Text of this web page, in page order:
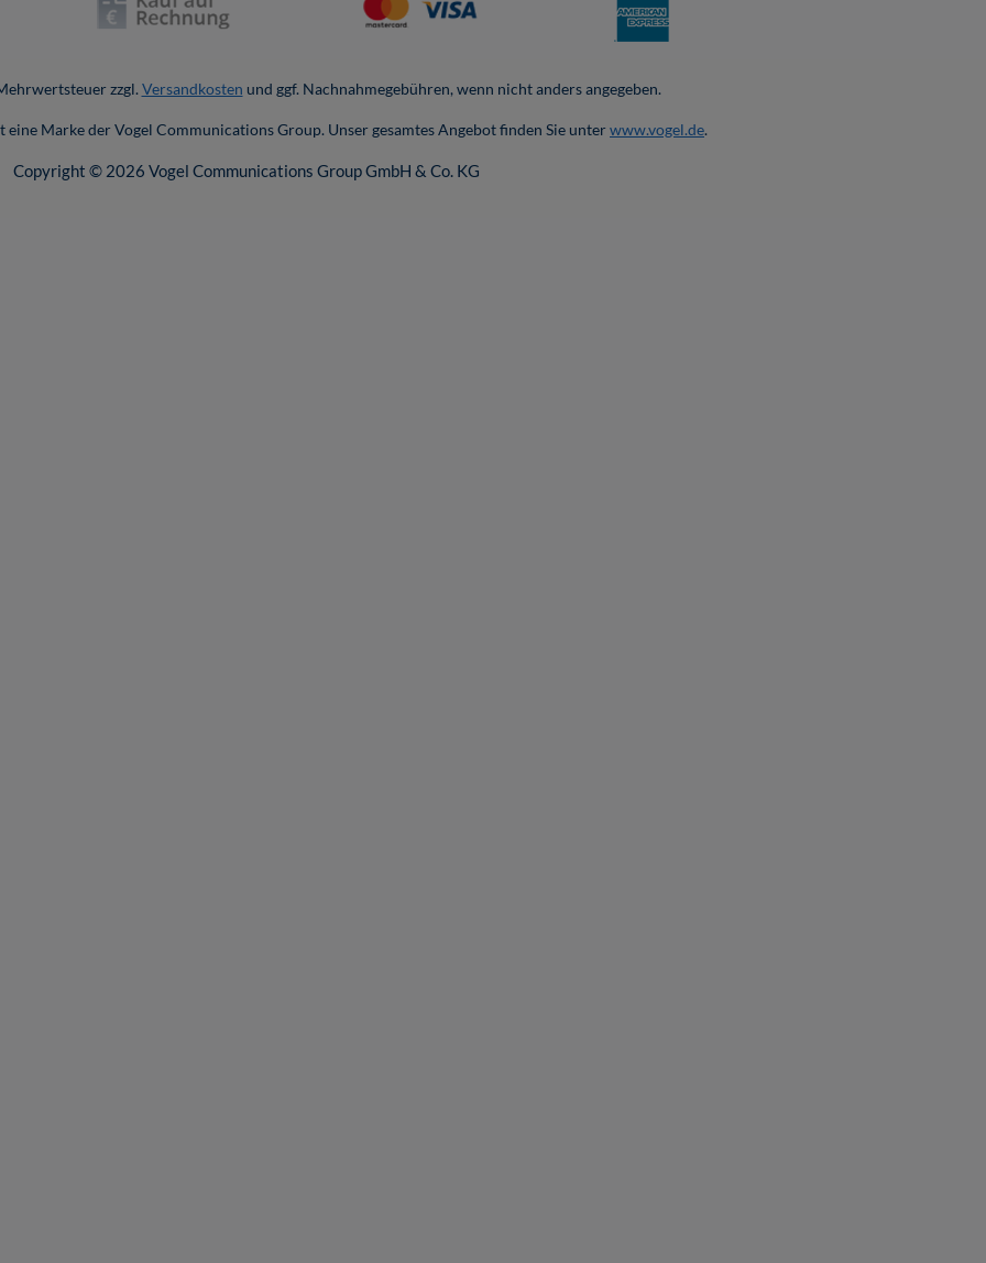
zzgl. Versandkosten und ggf. Nachnahmegebühren, wenn nicht anders angegeben.
Marke der Vogel Communications Group. Unser gesamtes Angebot finden Sie unterwww.vogel.de.
Copyright © 2026 Vogel Communications Group GmbH & Co. KG